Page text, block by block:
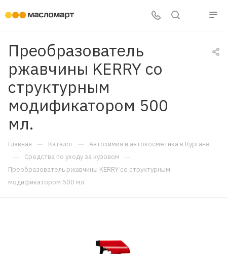
Преобразователь
ржавчины KERRY со
структурным
модификатором 500
мл.
Главная — Каталог — Автохимия и автокосметика в Кургане
— Средства по уходу за кузовом —
Преобразователь ржавчины KERRY со структурным
модификатором 500 мл.